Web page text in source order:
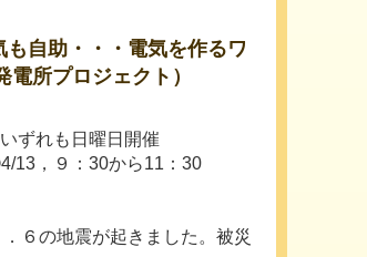
自助・・・電気を作るワ
所プロジェクト）
ずれも日曜日開催
13，９：30から11：30
６の地震が起きました。被災